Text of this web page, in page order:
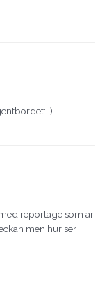
)
reportage som är
men hur ser